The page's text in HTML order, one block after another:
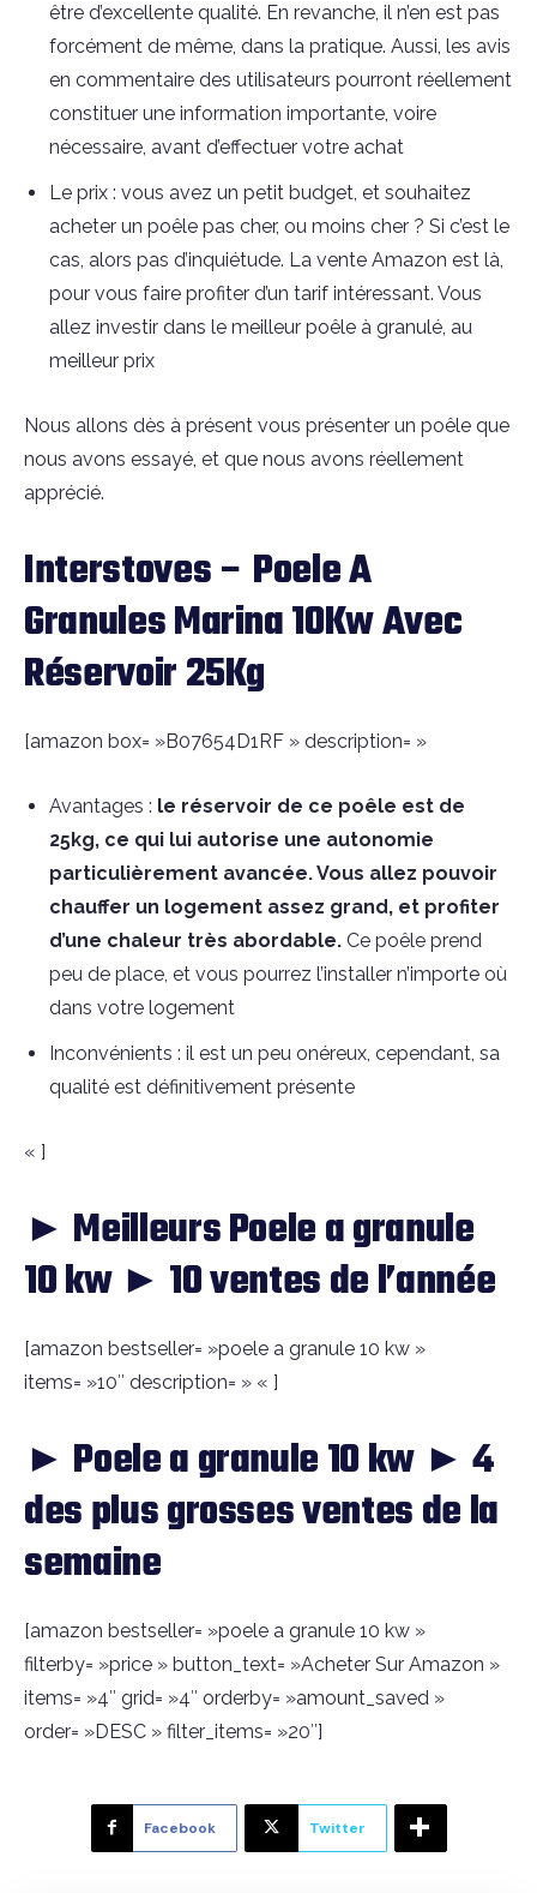
être d’excellente qualité. En revanche, il n’en est pas
forcément de même, dans la pratique. Aussi, les avis
en commentaire des utilisateurs pourront réellement
constituer une information importante, voire
nécessaire, avant d’effectuer votre achat
Le prix : vous avez un petit budget, et souhaitez
acheter un poêle pas cher, ou moins cher ? Si c’est le
cas, alors pas d’inquiétude. La vente Amazon est là,
pour vous faire profiter d’un tarif intéressant. Vous
allez investir dans le meilleur poêle à granulé, au
meilleur prix
Nous allons dès à présent vous présenter un poêle que
nous avons essayé, et que nous avons réellement
apprécié.
Interstoves – Poele A
Granules Marina 10Kw Avec
Réservoir 25Kg
[amazon box= »B07654D1RF » description= »
Avantages : le réservoir de ce poêle est de
25kg, ce qui lui autorise une autonomie
particulièrement avancée. Vous allez pouvoir
chauffer un logement assez grand, et profiter
d’une chaleur très abordable. Ce poêle prend
peu de place, et vous pourrez l’installer n’importe où
dans votre logement
Inconvénients : il est un peu onéreux, cependant, sa
qualité est définitivement présente
« ]
► Meilleurs Poele a granule
10 kw ► 10 ventes de l’année
[amazon bestseller= »poele a granule 10 kw »
items= »10″ description= » « ]
► Poele a granule 10 kw ► 4
des plus grosses ventes de la
semaine
[amazon bestseller= »poele a granule 10 kw »
filterby= »price » button_text= »Acheter Sur Amazon »
items= »4″ grid= »4″ orderby= »amount_saved »
order= »DESC » filter_items= »20″]
Facebook Twitter